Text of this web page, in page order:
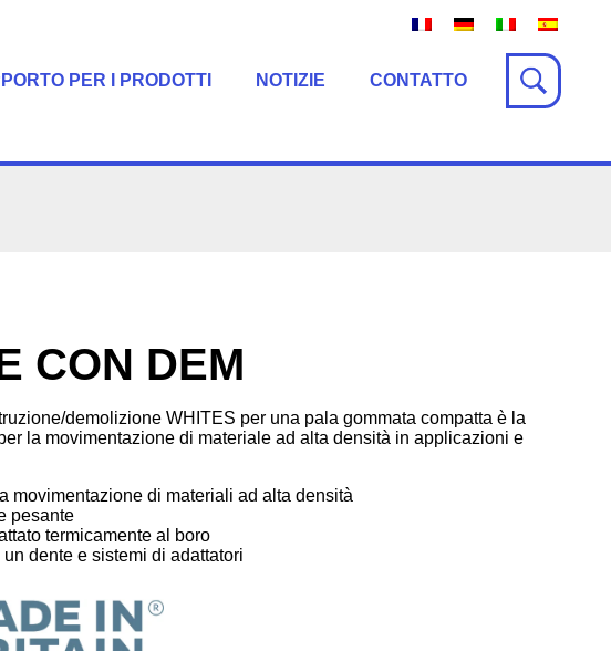
PER I PRODOTTI NOTIZIE CONTATTO
CON DEM
demolizione WHITES per una pala gommata compatta è la
la movimentazione di materiale ad alta densità in applicazioni e
movimentazione di materiali ad alta densità
pesante
termicamente al boro
un dente e sistemi di adattatori